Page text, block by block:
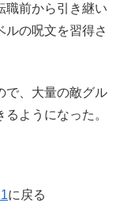
職前から引き継い
ルの呪文を習得さ
で、大量の敵グル
ようになった。
に戻る